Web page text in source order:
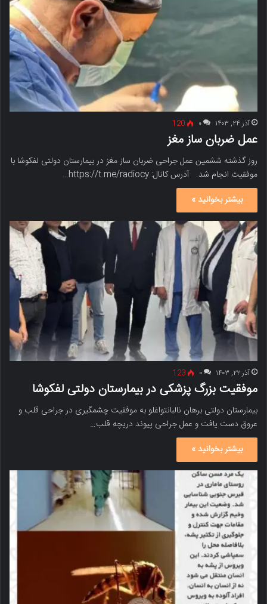
آذر ۲۴, ۱۴۰۳ ۰ 120
عمل ضربان ساز مغز
روز گذشته ششمین عمل جراحی ضربان ساز مغز در بیمارستان دولتی لفکوشا با
موفقیت انجام شد. آدرس کانال: https://t.me/radiocy…
بیشتر بخوانید »
آذر ۲۲, ۱۴۰۳ ۰ 123
موفقیت بزرگ پزشکی در بیمارستان دولتی لفکوشا
بیمارستان دولتی برهان نالبانتواغلو به موفقیت چشمگیری در جراحی قلب و
عروق دست یافت و عمل جراحی پیوند دریچه قلب…
بیشتر بخوانید »